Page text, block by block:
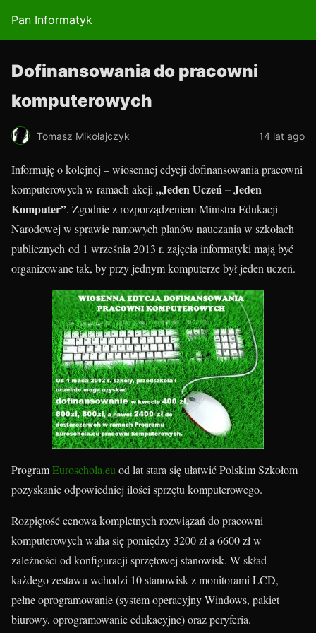
Pan Informatyk
Dofinansowania do pracowni
komputerowych
Tomasz Mikołajczyk 14 lat ago
Informuję o kolejnej – wiosennej edycji dofinansowania pracowni
komputerowych w ramach akcji „Jeden Uczeń – Jeden
Komputer”. Zgodnie z rozporządzeniem Ministra Edukacji
Narodowej w sprawie ramowych planów nauczania w szkołach
publicznych od 1 września 2013 r. zajęcia informatyki mają być
organizowane tak, by przy jednym komputerze był jeden uczeń.
ProgramEuroschola.eu od lat stara się ułatwić Polskim Szkołom
pozyskanie odpowiedniej ilości sprzętu komputerowego.
Rozpiętość cenowa kompletnych rozwiązań do pracowni
komputerowych waha się pomiędzy 3200 zł a 6600 zł w
zależności od konfiguracji sprzętowej stanowisk. W skład
każdego zestawu wchodzi 10 stanowisk z monitorami LCD,
pełne oprogramowanie (system operacyjny Windows, pakiet
biurowy, oprogramowanie edukacyjne) oraz peryferia.